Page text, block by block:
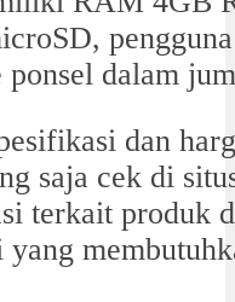
dalam
dan
saja cek di
terkait produk